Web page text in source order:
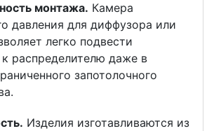
монтажа. Камера
давления для диффузора или
легко подвести
распределителю даже в
запотолочного
Изделия изготавливаются из